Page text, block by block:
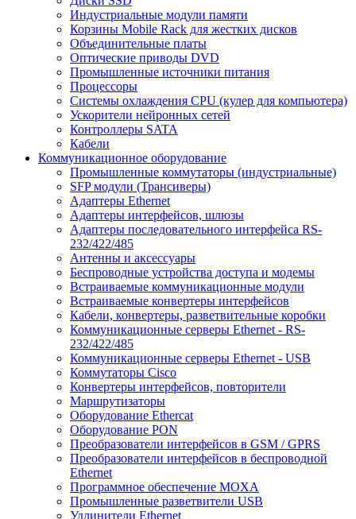
Индустриальные модули памяти
Корзины Mobile Rack для жестких дисков
Объединительные платы
Оптические приводы DVD
Промышленные источники питания
Процессоры
Системы охлаждения CPU (кулер для компьютера)
Ускорители нейронных сетей
Контроллеры SATA
Кабели
Коммуникационное оборудование
Промышленные коммутаторы (индустриальные)
SFP модули (Трансиверы)
Адаптеры Ethernet
Адаптеры интерфейсов, шлюзы
Адаптеры последовательного интерфейса RS-
232/422/485
Антенны и аксессуары
Беспроводные устройства доступа и модемы
Встраиваемые коммуникационные модули
Встраиваемые конвертеры интерфейсов
Кабели, конвертеры, разветвительные коробки
Коммуникационные серверы Ethernet - RS-
232/422/485
Коммуникационные серверы Ethernet - USB
Коммутаторы Cisco
Конвертеры интерфейсов, повторители
Маршрутизаторы
Оборудование Ethercat
Оборудование PON
Преобразователи интерфейсов в GSM / GPRS
Преобразователи интерфейсов в беспроводной
Ethernet
Программное обеспечение MOXA
Промышленные разветвители USB
Удлинители Ethernet